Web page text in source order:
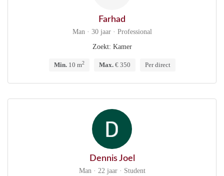
Farhad
Man · 30 jaar · Professional
Zoekt: Kamer
Min.10 m2 Max.€ 350 Per direct
Dennis Joel
Man · 22 jaar · Student